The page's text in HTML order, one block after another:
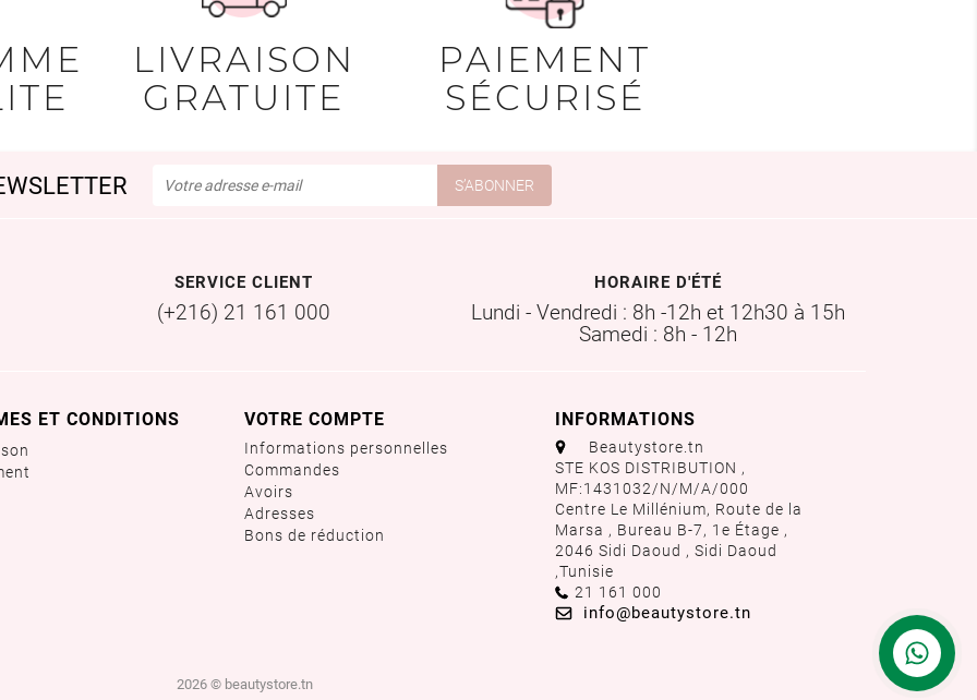
LIVRAISON
GRATUITE
PAIEMENT
SÉCURISÉ
SERVICE CLIENT
(+216) 21 161 000
HORAIRE D'ÉTÉ
Lundi - Vendredi : 8h -12h et 12h30 à 15h
Samedi : 8h - 12h
ET CONDITIONS VOTRE COMPTE
Informations personnelles
Commandes
Avoirs
Adresses
Bons de réduction
INFORMATIONS
aaa
Beautystore.tn
STE KOS DISTRIBUTION ,
MF:1431032/N/M/A/000
Centre Le Millénium, Route de la
Marsa , Bureau B-7, 1e Étage ,
2046 Sidi Daoud , Sidi Daoud
,Tunisie
Call us:
21 161 000
Email us:
info@beautystore.tn
2026 © beautystore.tn
Contactez
nous